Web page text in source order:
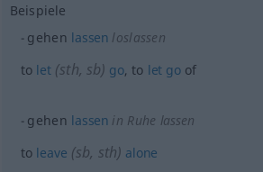
Beispiele
gehen lassen loslassen
to let(sth, sb) go, to let go of
gehen lassen in Ruhe lassen
to leave (sb, sth) alone